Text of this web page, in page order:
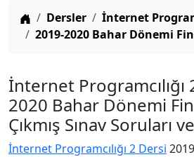
Anasayfa
Dersler
İnternet
2019-2020 Bahar Dönemi
İnternet Programcılığı
2020 Bahar Dönemi
Çıkmış Sınav Soruları
İnternet Programcılığı 2 Dersi